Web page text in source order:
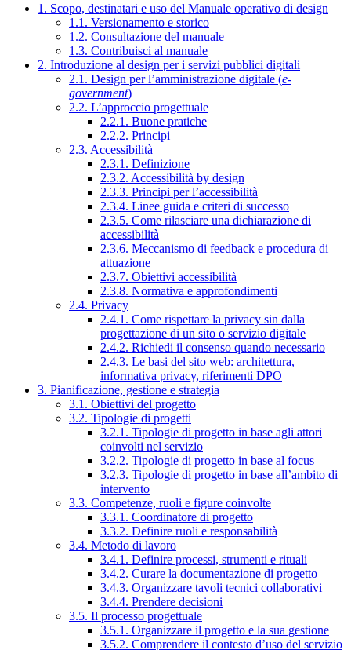
1. Scopo, destinatari e uso del Manuale operativo di design
1.1. Versionamento e storico
1.2. Consultazione del manuale
1.3. Contribuisci al manuale
2. Introduzione al design per i servizi pubblici digitali
2.1. Design per l’amministrazione digitale (e-
government)
2.2. L’approccio progettuale
2.2.1. Buone pratiche
2.2.2. Principi
2.3. Accessibilità
2.3.1. Definizione
2.3.2. Accessibilità by design
2.3.3. Principi per l’accessibilità
2.3.4. Linee guida e criteri di successo
2.3.5. Come rilasciare una dichiarazione di
accessibilità
2.3.6. Meccanismo di feedback e procedura di
attuazione
2.3.7. Obiettivi accessibilità
2.3.8. Normativa e approfondimenti
2.4. Privacy
2.4.1. Come rispettare la privacy sin dalla
progettazione di un sito o servizio digitale
2.4.2. Richiedi il consenso quando necessario
2.4.3. Le basi del sito web: architettura,
informativa privacy, riferimenti DPO
3. Pianificazione, gestione e strategia
3.1. Obiettivi del progetto
3.2. Tipologie di progetti
3.2.1. Tipologie di progetto in base agli attori
coinvolti nel servizio
3.2.2. Tipologie di progetto in base al focus
3.2.3. Tipologie di progetto in base all’ambito di
intervento
3.3. Competenze, ruoli e figure coinvolte
3.3.1. Coordinatore di progetto
3.3.2. Definire ruoli e responsabilità
3.4. Metodo di lavoro
3.4.1. Definire processi, strumenti e rituali
3.4.2. Curare la documentazione di progetto
3.4.3. Organizzare tavoli tecnici collaborativi
3.4.4. Prendere decisioni
3.5. Il processo progettuale
3.5.1. Organizzare il progetto e la sua gestione
3.5.2. Comprendere il contesto d’uso del servizio